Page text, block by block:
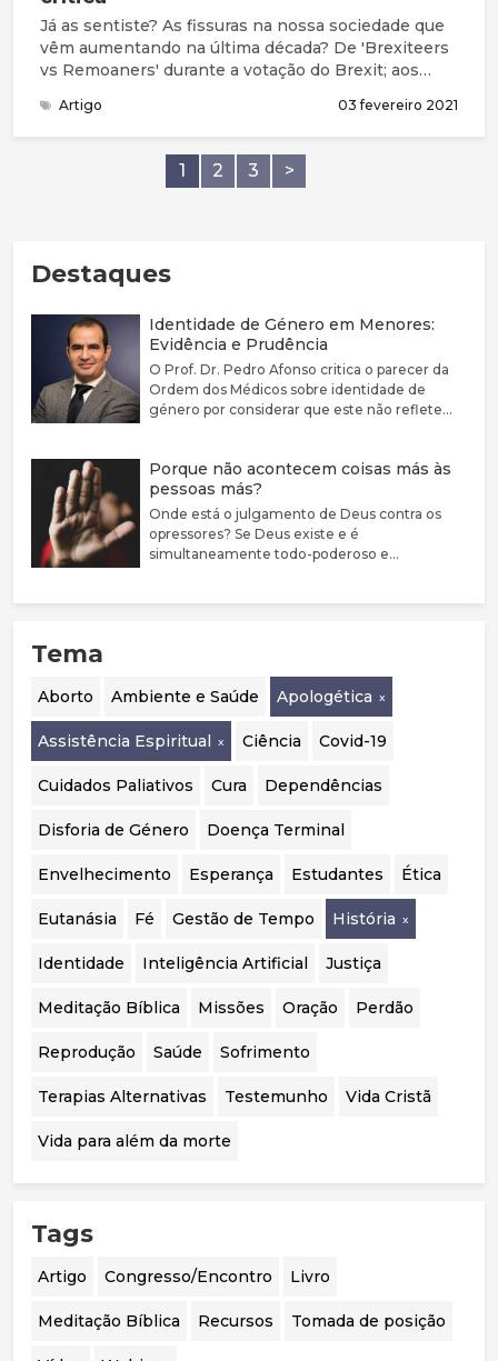
Já as sentiste? As fissuras na nossa sociedade que
vêm aumentando na última década? De 'Brexiteers
vs Remoaners' durante a votação do Brexit; aos
manifestantes de extrema direita em várias cidades
do Reino Unido, EUA e além; os 'pró-máscara vs
anti-máscara', 'pró-confinamento vs anti-
confinamento'; A lista contínua. Houve uma breve
ajudar os seus vizinhos. [1] Infelizmente, isso durou
Artigo 03 fevereiro 2021
1 2 3 >
Destaques
Identidade de Género em Menores:
Evidência e Prudência
O Prof. Dr. Pedro Afonso critica o parecer da
Ordem dos Médicos sobre identidade de
género por considerar que este não reflete
Defende que a disforia de género deve ser
encarada como uma condição médica
associada a sofrimento e sublinha a elevada
prevalência de comorbilidades psiquiátricas
nestes jovens. Argumenta que a evidência
o acompanhamento psicológico. Por fim,
considera essencial realizar uma auditoria
avaliar a segurança, eficácia e qualidade das
Porque não acontecem coisas más às
pessoas más?
Onde está o julgamento de Deus contra os
opressores? Se Deus existe e é
simultaneamente todo-poderoso e
Tema
Aborto Ambiente e Saúde Apologética
Assistência Espiritual Ciência Covid-19
Cuidados Paliativos Cura Dependências
Disforia de Género Doença Terminal
Envelhecimento Esperança Estudantes Ética
Eutanásia Fé Gestão de Tempo História
Identidade Inteligência Artificial Justiça
Meditação Bíblica Missões Oração Perdão
Reprodução Saúde Sofrimento
Terapias Alternativas Testemunho Vida Cristã
Vida para além da morte
Tags
Artigo Congresso/Encontro Livro
Meditação Bíblica Recursos Tomada de posição